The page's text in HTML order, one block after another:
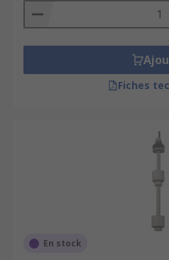
Fiches
En stock